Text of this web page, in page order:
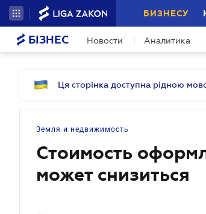
БИЗНЕСУ
БІЗНЕС Новости Аналитика
Ця сторінка доступна рідною
Земля и недвижимость
Стоимость
может снизиться